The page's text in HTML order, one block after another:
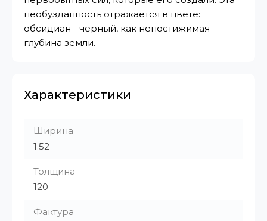
необузданность отражается в цвете:
обсидиан - черный, как непостижимая
глубина земли.
Характеристики
Ширина
1.52
Толщина
120
Фактура